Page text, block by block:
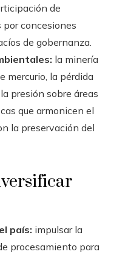
de
concesiones
de gobernanza.
la minería
mercurio, la pérdida
presión sobre áreas
que armonicen el
la preservación del
país: impulsar la
procesamiento para